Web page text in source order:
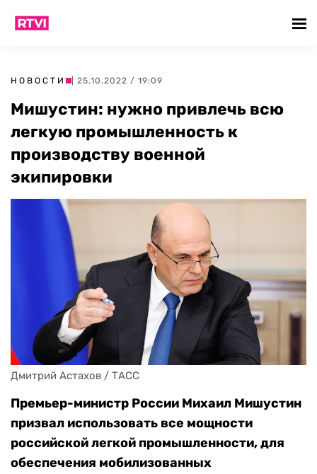
НОВОСТИ | 25.10.2022 / 19:09
Мишустин: нужно привлечь всю
легкую промышленность к
производству военной
экипировки
Дмитрий Астахов / ТАСС
Премьер-министр России Михаил Мишустин
призвал использовать все мощности
российской легкой промышленности, для
обеспечения мобилизованных